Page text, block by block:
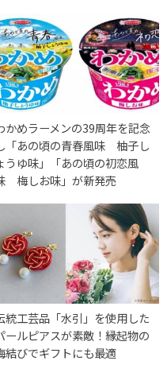
かめラーメンの39周年を記念
「あの頃の青春風味 柚子し
うゆ味」「あの頃の初恋風
梅しお味」が新発売
統工芸品「水引」を使用した
ールピアスが素敵！縁起物の
結びでギフトにも最適